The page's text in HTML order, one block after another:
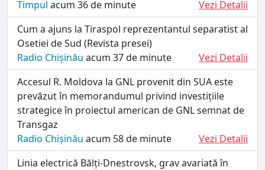
Timpul acum 36 de minute
Vezi Detalii
Cum a ajuns la Tiraspol reprezentantul separatist al
Osetiei de Sud (Revista presei)
Radio Chișinău acum 37 de minute
Vezi Detalii
Accesul R. Moldova la GNL provenit din SUA este
prevăzut în memorandumul privind investițiile
strategice în proiectul american de GNL semnat de
Transgaz
Radio Chișinău acum 58 de minute
Vezi Detalii
Linia electrică Bălți-Dnestrovsk, grav avariată în